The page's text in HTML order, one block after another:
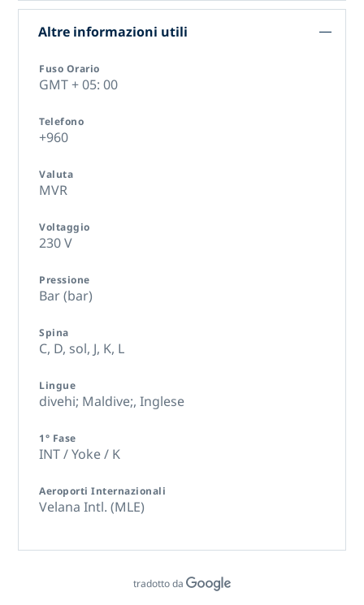
Altre informazioni utili
Fuso Orario
GMT + 05: 00
Telefono
+960
Valuta
MVR
Voltaggio
230 V
Pressione
Bar (bar)
Spina
C, D, sol, J, K, L
Lingue
divehi; Maldive;,Inglese
1° Fase
INT / Yoke / K
Aeroporti Internazionali
Velana Intl. (MLE)
tradotto da